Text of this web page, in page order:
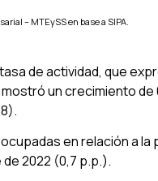
– MTEySS en base a SIPA.
de actividad, que
un crecimiento
en relación a la
2022 (0,7 p.p.).